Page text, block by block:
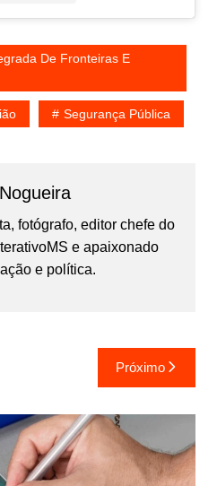
De Fronteiras E
Segurança Pública
fotógrafo, editor chefe do
e apaixonado
e política.
Próximo